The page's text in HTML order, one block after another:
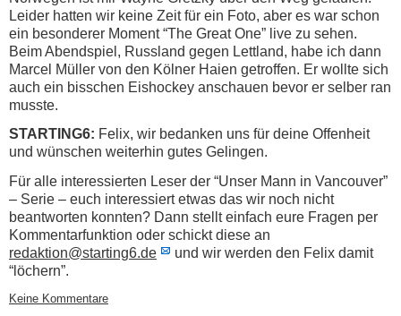
Leider hatten wir keine Zeit für ein Foto, aber es war schon
ein besonderer Moment “The Great One” live zu sehen.
Beim Abendspiel, Russland gegen Lettland, habe ich dann
Marcel Müller von den Kölner Haien getroffen. Er wollte sich
auch ein bisschen Eishockey anschauen bevor er selber ran
musste.
STARTING6: Felix, wir bedanken uns für deine Offenheit
und wünschen weiterhin gutes Gelingen.
Für alle interessierten Leser der “Unser Mann in Vancouver”
– Serie – euch interessiert etwas das wir noch nicht
beantworten konnten? Dann stellt einfach eure Fragen per
Kommentarfunktion oder schickt diese an
redaktion@starting6.de
und wir werden den Felix damit
“löchern”.
Keine Kommentare